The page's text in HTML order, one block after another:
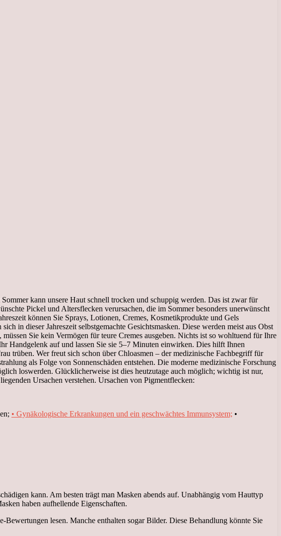
Sommer kann unsere Haut schnell trocken und schuppig werden. Das ist zwar für
Pickel und Altersflecken verursachen, die im Sommer besonders unerwünscht
können Sie Sprays, Lotionen, Cremes, Kosmetikprodukte und Gels
in dieser Jahreszeit selbstgemachte Gesichtsmasken. Diese werden meist aus Obst
Sie kein Vermögen für teure Cremes ausgeben. Nichts ist so wohltuend für Ihre
Handgelenk auf und lassen Sie sie 5–7 Minuten einwirken. Dies hilft Ihnen
trüben. Wer freut sich schon über Chloasmen – der medizinische Fachbegriff für
als Folge von Sonnenschäden entstehen. Die moderne medizinische Forschung
loswerden. Glücklicherweise ist dies heutzutage auch möglich; wichtig ist nur,
Ursachen verstehen. Ursachen von Pigmentflecken:
• Gynäkologische Erkrankungen und ein geschwächtes Immunsystem; •
kann. Am besten trägt man Masken abends auf. Unabhängig vom Hauttyp
haben aufhellende Eigenschaften.
lesen. Manche enthalten sogar Bilder. Diese Behandlung könnte Sie